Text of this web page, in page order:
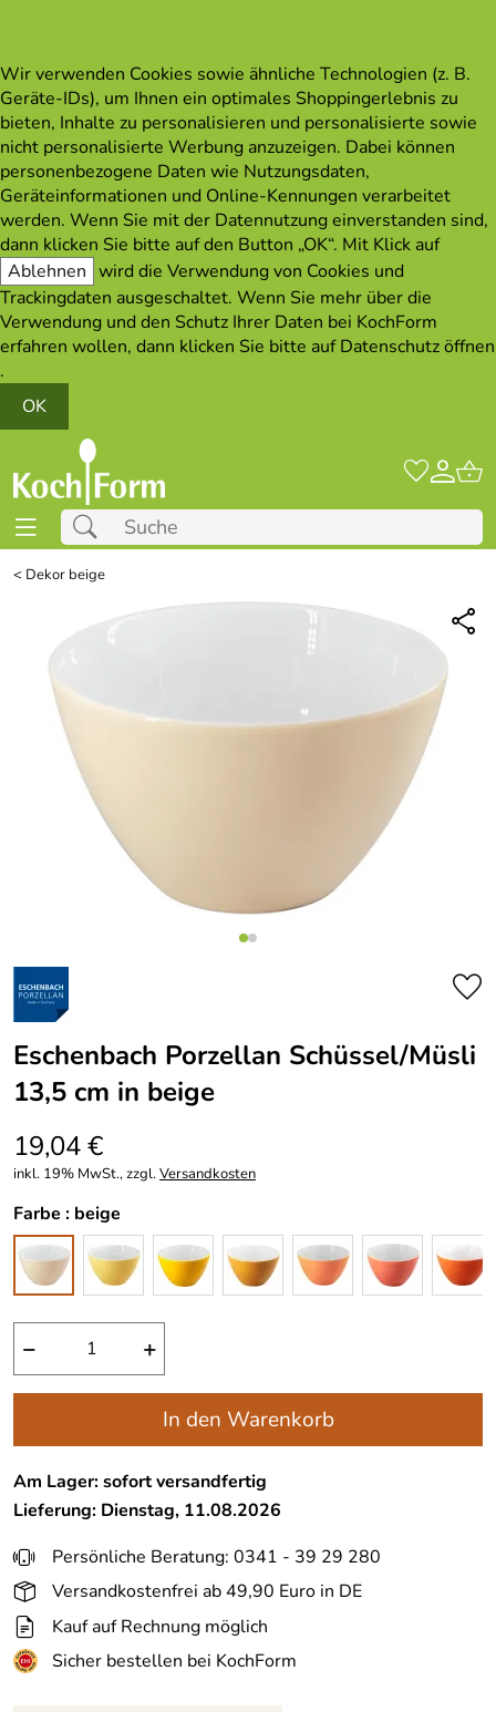
Wir verwenden Cookies sowie ähnliche Technologien (z. B.
Geräte-IDs), um Ihnen ein optimales Shoppingerlebnis zu
bieten, Inhalte zu personalisieren und personalisierte sowie
nicht personalisierte Werbung anzuzeigen. Dabei können
personenbezogene Daten wie Nutzungsdaten,
Geräteinformationen und Online-Kennungen verarbeitet
werden. Wenn Sie mit der Datennutzung einverstanden sind,
dann klicken Sie bitte auf den Button „OK“. Mit Klick auf
Ablehnen wird die Verwendung von Cookies und
Trackingdaten ausgeschaltet. Wenn Sie mehr über die
Verwendung und den Schutz Ihrer Daten bei KochForm
erfahren wollen, dann klicken Sie bitte aufDatenschutz öffnen
.
OK
< Dekor beige
Eschenbach Porzellan Schüssel/Müsli
13,5 cm in beige
19,04 €
inkl. 19% MwSt., zzgl.Versandkosten
Farbe : beige
− +
In den Warenkorb
Am Lager: sofort versandfertig
Lieferung: Dienstag, 11.08.2026
Persönliche Beratung: 0341 - 39 29 280
Versandkostenfrei ab 49,90 Euro in DE
Kauf auf Rechnung möglich
Sicher bestellen bei KochForm